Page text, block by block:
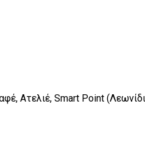
Ατελιέ, Smart Point